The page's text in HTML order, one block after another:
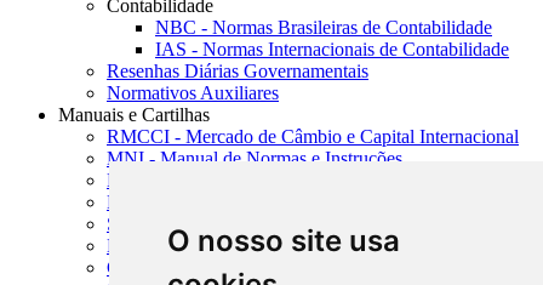
O nosso site usa
Contabilidade
NBC - Normas Brasileiras de Contabilidade
IAS - Normas Internacionais de Contabilidade
Resenhas Diárias Governamentais
Normativos Auxiliares
Manuais e Cartilhas
RMCCI - Mercado de Câmbio e Capital Internacional
MNI - Manual de Normas e Instruções
MTVM - Manual de Títulos e Valores Mobiliários
MCR - Manual de Crédito Rural
SISORF - Manual de Organização do SFN
MASUP - Manual de Supervisão Bancária
CADOC - Catálogo de Documentos